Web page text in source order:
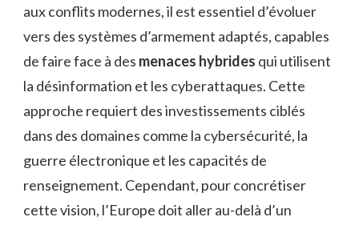
aux conflits modernes, il est essentiel d’évoluer
vers des systèmes d’armement adaptés, capables
de faire face à des menaces hybrides qui utilisent
la désinformation et les cyberattaques. Cette
approche requiert des investissements ciblés
dans des domaines comme la cybersécurité, la
guerre électronique et les capacités de
renseignement. Cependant, pour concrétiser
cette vision, l’Europe doit aller au-delà d’un